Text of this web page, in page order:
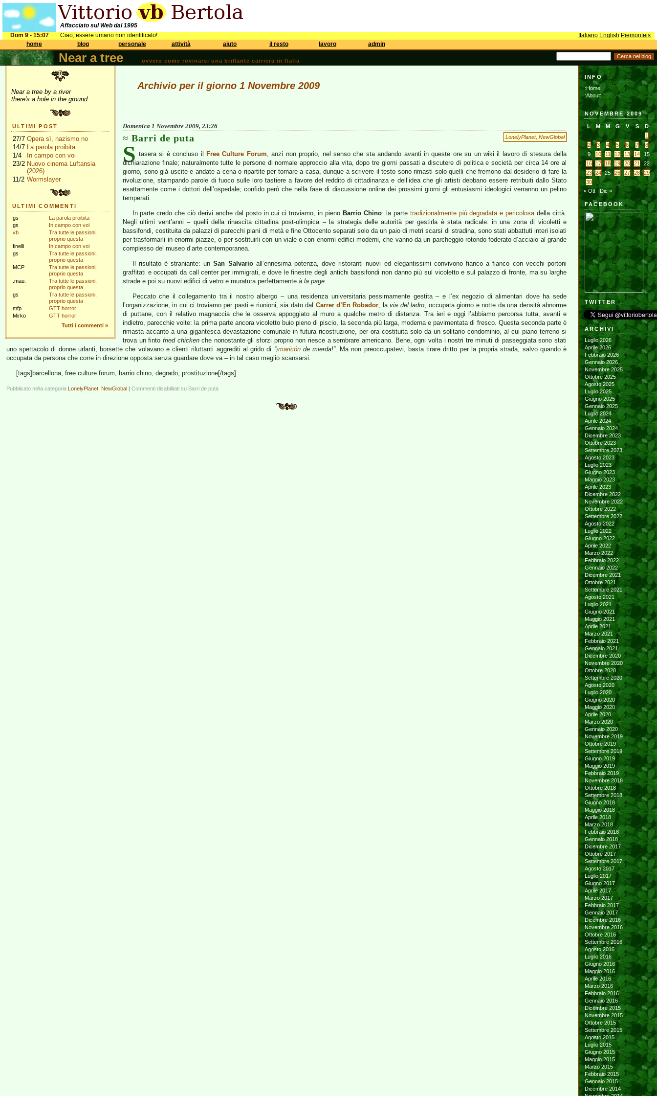
Affacciato sul Web dal 1995
Dom 9 - 15:07
Ciao, essere umano non identificato! Italiano English Piemonteis
home
blog personale attività aiuto il resto lavoro admin
Near a tree ovvero come rovinarsi una brillante carriera in Italia
Near a tree by a river
there's a hole in the ground
ULTIMI POST
27/7 Opera sì, nazismo no
14/7 La parola proibita
1/4
In campo con voi
23/2 Nuovo cinema Luftansia
(2026)
11/2 Wormslayer
ULTIMI COMMENTI
gs
La parola proibita
gs
In campo con voi
vb
Tra tutte le passioni,
proprio questa
finelli
In campo con voi
gs
Tra tutte le passioni,
proprio questa
MCP
Tra tutte le passioni,
proprio questa
.mau.
Tra tutte le passioni,
proprio questa
gs
Tra tutte le passioni,
proprio questa
mfp
GTT horror
Mirko
GTT horror
Tutti i commenti »
Archivio per il giorno 1 Novembre 2009
Domenica 1 Novembre 2009, 23:26
LonelyPlanet, NewGlobal
Barri de puta
S tasera si è concluso il Free Culture Forum, anzi non proprio, nel senso che sta andando avanti in queste ore su un wiki il lavoro di stesura della
dichiarazione finale; naturalmente tutte le persone di normale approccio alla vita, dopo tre giorni passati a discutere di politica e società per circa 14 ore al
giorno, sono già uscite e andate a cena o ripartite per tornare a casa, dunque a scrivere il testo sono rimasti solo quelli che fremono dal desiderio di fare la
rivoluzione, stampando parole di fuoco sulle loro tastiere a favore del reddito di cittadinanza e dell’idea che gli artisti debbano essere retribuiti dallo Stato
esattamente come i dottori dell’ospedale; confido però che nella fase di discussione online dei prossimi giorni gli entusiasmi ideologici verranno un pelino
temperati.
In parte credo che ciò derivi anche dal posto in cui ci troviamo, in pieno Barrio Chino: la parte tradizionalmente più degradata e pericolosadella città.
Negli ultimi vent’anni – quelli della rinascita cittadina post-olimpica – la strategia delle autorità per gestirla è stata radicale: in una zona di vicoletti e
bassifondi, costituita da palazzi di parecchi piani di metà e fine Ottocento separati solo da un paio di metri scarsi di stradina, sono stati abbattuti interi isolati
per trasformarli in enormi piazze, o per sostituirli con un viale o con enormi edifici moderni, che vanno da un parcheggio rotondo foderato d’acciaio al grande
complesso del museo d’arte contemporanea.
Il risultato è straniante: unSan Salvarioall’ennesima potenza, dove ristoranti nuovi ed elegantissimi convivono fianco a fianco con vecchi portoni
graffitati e occupati da call center per immigrati, e dove le finestre degli antichi bassifondi non danno più sul vicoletto e sul palazzo di fronte, ma su larghe
strade e poi su nuovi edifici di vetro e muratura perfettamente à la page.
Peccato che il collegamento tra il nostro albergo – una residenza universitaria pessimamente gestita – e l’ex negozio di alimentari dove ha sede
l’organizzazione, in cui ci troviamo per pasti e riunioni, sia dato dal Carrer d’En Robador, lavia del ladro, occupata giorno e notte da una densità abnorme
di puttane, con il relativo magnaccia che le osserva appoggiato al muro a qualche metro di distanza. Tra ieri e oggi l’abbiamo percorsa tutta, avanti e
indietro, parecchie volte: la prima parte ancora vicoletto buio pieno di piscio, la seconda più larga, moderna e pavimentata di fresco. Questa seconda parte è
rimasta accanto a una gigantesca devastazione comunale in futura ricostruzione, per ora costituita solo da un solitario condominio, al cui piano terreno si
trova un finto fried chickenche nonostante gli sforzi proprio non riesce a sembrare americano. Bene, ogni volta i nostri tre minuti di passeggiata sono stati
uno spettacolo di donne urlanti, borsette che volavano e clienti riluttanti aggrediti al grido di “¡maricónde mierda!”. Ma non preoccupatevi, basta tirare dritto per la propria strada, salvo quando è
occupata da persona che corre in direzione opposta senza guardare dove va – in tal caso meglio scansarsi.
[tags]barcellona, free culture forum, barrio chino, degrado, prostituzione[/tags]
Pubblicato nella categoria LonelyPlanet NewGlobal | Commenti disabilitati su Barri de puta
INFO
:Home:
:About:
NOVEMBRE 2009
L M M G V S
D
1
2
3 4 5 6 7
8
9
10 11 12 13 14
15
16
17 18 19 20 21
22
23
24 25 26 27 28
29
30
« Ott
Dic »
FACEBOOK
TWITTER
ARCHIVI
Luglio 2026
Aprile 2026
Febbraio 2026
Gennaio 2026
Novembre 2025
Ottobre 2025
Agosto 2025
Luglio 2025
Giugno 2025
Gennaio 2025
Luglio 2024
Aprile 2024
Gennaio 2024
Dicembre 2023
Ottobre 2023
Settembre 2023
Agosto 2023
Luglio 2023
Giugno 2023
Maggio 2023
Aprile 2023
Dicembre 2022
Novembre 2022
Ottobre 2022
Settembre 2022
Agosto 2022
Luglio 2022
Giugno 2022
Aprile 2022
Marzo 2022
Febbraio 2022
Gennaio 2022
Dicembre 2021
Ottobre 2021
Settembre 2021
Agosto 2021
Luglio 2021
Giugno 2021
Maggio 2021
Aprile 2021
Marzo 2021
Febbraio 2021
Gennaio 2021
Dicembre 2020
Novembre 2020
Ottobre 2020
Settembre 2020
Agosto 2020
Luglio 2020
Giugno 2020
Maggio 2020
Aprile 2020
Marzo 2020
Gennaio 2020
Novembre 2019
Ottobre 2019
Settembre 2019
Giugno 2019
Maggio 2019
Febbraio 2019
Novembre 2018
Ottobre 2018
Settembre 2018
Giugno 2018
Maggio 2018
Aprile 2018
Marzo 2018
Febbraio 2018
Gennaio 2018
Dicembre 2017
Ottobre 2017
Settembre 2017
Agosto 2017
Luglio 2017
Giugno 2017
Aprile 2017
Marzo 2017
Febbraio 2017
Gennaio 2017
Dicembre 2016
Novembre 2016
Ottobre 2016
Settembre 2016
Agosto 2016
Luglio 2016
Giugno 2016
Maggio 2016
Aprile 2016
Marzo 2016
Febbraio 2016
Gennaio 2016
Dicembre 2015
Novembre 2015
Ottobre 2015
Settembre 2015
Agosto 2015
Luglio 2015
Giugno 2015
Maggio 2015
Marzo 2015
Febbraio 2015
Gennaio 2015
Dicembre 2014